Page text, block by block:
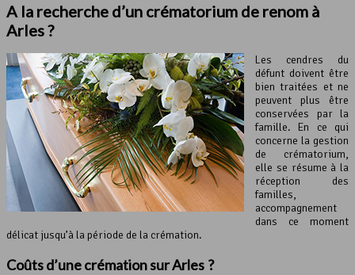
A la recherche d’un crématorium de renom à
Arles ?
Les cendres du
défunt doivent être
bien traitées et ne
peuvent plus être
conservées par la
famille. En ce qui
concerne la gestion
de crématorium,
elle se résume à la
réception des
familles,
accompagnement
dans ce moment
délicat jusqu’à la période de la crémation.
Coûts d’unecrémationsur Arles ?